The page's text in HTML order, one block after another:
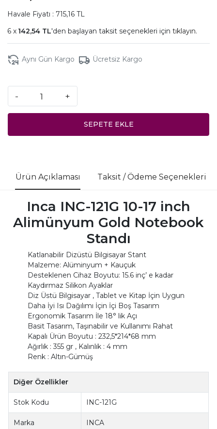
Havale Fiyatı : 715,16 TL
142,54 TL'den başlayan taksit seçenekleri için tıklayın.
Aynı Gün Kargo Ücretsiz Kargo
- +
SEPETE EKLE
Ürün Açıklaması Taksit / Ödeme Seçenekleri
Inca INC-121G 10-17 inch
Alimünyum Gold Notebook
Standı
Katlanabilir Dizüstü Bilgisayar Stant
Malzeme: Alüminyum + Kauçuk
Desteklenen Cihaz Boyutu: 15.6 inç’ e kadar
Kaydırmaz Silikon Ayaklar
Diz Üstü Bilgisayar , Tablet ve Kitap İçin Uygun
Daha İyi Isı Dağılımı İçin İçi Boş Tasarım
Ergonomik Tasarım İle 18° lik Açı
Basit Tasarım, Taşınabilir ve Kullanımı Rahat
Kapalı Ürün Boyutu : 232,5*214*68 mm
Ağırlık : 355 gr , Kalınlık : 4 mm
Renk : Altın-Gümüş
Diğer Özellikler
Stok Kodu INC-121G
Marka INCA